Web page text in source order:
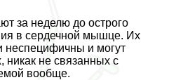
за неделю до острого
в сердечной мышце. Их
неспецифичны и могут
никак не связанных с
вообще.